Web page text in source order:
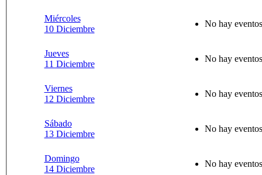
Miércoles
10 Diciembre
No hay
Jueves
11 Diciembre
No hay
Viernes
12 Diciembre
No hay
Sábado
13 Diciembre
No hay
Domingo
14 Diciembre
No hay